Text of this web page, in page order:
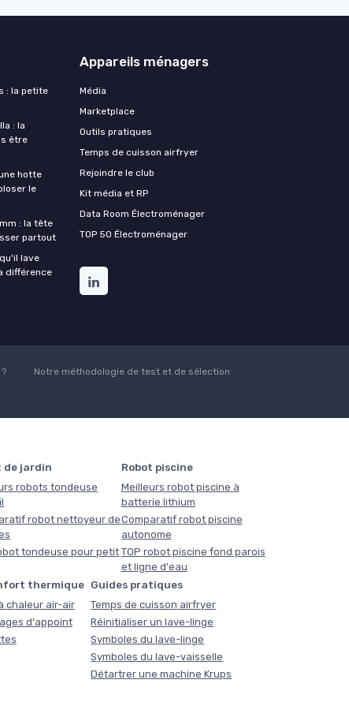
: la petite
: la
être
hotte
le
: la tête
partout
lave
différence
Appareils ménagers
Média
Marketplace
Outils pratiques
Temps de cuisson airfryer
Rejoindre le club
Kit média et RP
Data Room Électroménager
TOP 50 Électroménager
Notre méthodologie de test et de sélection
de jardin
robots tondeuse
robot nettoyeur de
tondeuse pour petit
Robot piscine
Meilleurs robot piscine à
batterie lithium
Comparatif robot piscine
autonome
TOP robot piscine fond parois
et ligne d'eau
thermique
chaleur air-air
d'appoint
Guides pratiques
Temps de cuisson airfryer
Réinitialiser un lave-linge
Symboles du lave-linge
Symboles du lave-vaisselle
Détartrer une machine Krups